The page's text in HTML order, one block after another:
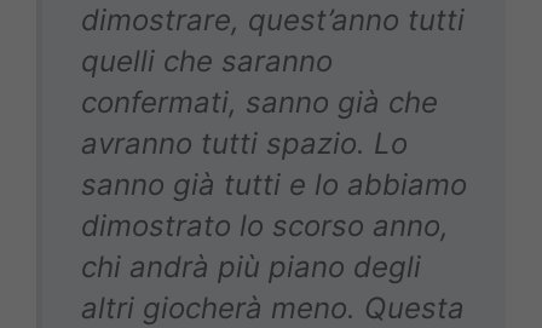
dimostrare, quest’anno tutti
quelli che saranno
confermati, sanno già che
avranno tutti spazio. Lo
sanno già tutti e lo abbiamo
dimostrato lo scorso anno,
chi andrà più piano degli
altri giocherà meno. Questa